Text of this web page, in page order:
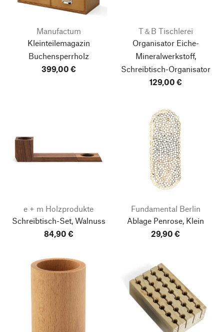
Manufactum
Kleinteilemagazin
Buchensperrholz
399,00 €
T＆B Tischlerei
Organisator Eiche-
Mineralwerkstoff,
Schreibtisch-Organisator
129,00 €
e + m Holzprodukte
Schreibtisch-Set, Walnuss
84,90 €
Fundamental Berlin
Ablage Penrose, Klein
29,90 €